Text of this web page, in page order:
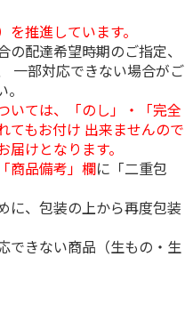
推進しています。
配達希望時期のご指定、
一部対応できない場合がご
いては、「のし」・「完全
てもお付け 出来ませんので
けとなります。
「商品備考」欄に「二重包
に、包装の上から再度包装
できない商品（生もの・生